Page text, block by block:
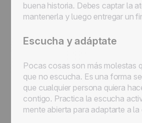
buena historia. Debes captar la
mantenerla y luego entregar un
Escucha y adáptate
Pocas cosas son más molestas
que no escucha. Es una forma
que cualquier persona quiera
contigo. Practica la escucha
mente abierta para adaptarte a